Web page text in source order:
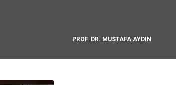
PROF. DR. MUSTAFA AYDIN